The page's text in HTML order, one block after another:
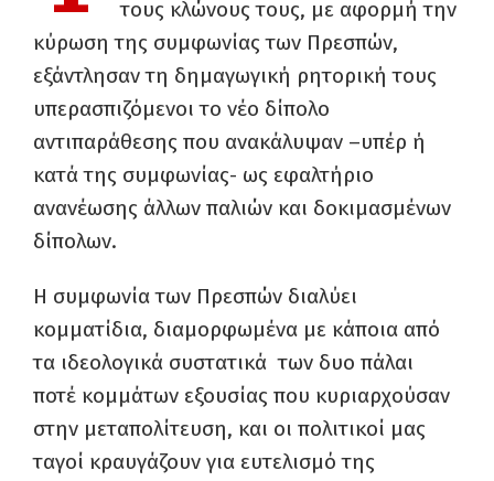
τους κλώνους τους, με αφορμή την
κύρωση της συμφωνίας των Πρεσπών,
εξάντλησαν τη δημαγωγική ρητορική τους
υπερασπιζόμενοι το νέο δίπολο
αντιπαράθεσης που ανακάλυψαν –υπέρ ή
κατά της συμφωνίας- ως εφαλτήριο
ανανέωσης άλλων παλιών και δοκιμασμένων
δίπολων.
Η συμφωνία των Πρεσπών διαλύει
κομματίδια, διαμορφωμένα με κάποια από
τα ιδεολογικά συστατικά των δυο πάλαι
ποτέ κομμάτων εξουσίας που κυριαρχούσαν
στην μεταπολίτευση, και οι πολιτικοί μας
ταγοί κραυγάζουν για ευτελισμό της